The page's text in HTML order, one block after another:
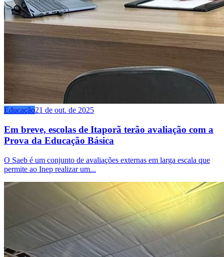
Educação21 de out. de 2025
Em breve, escolas de Itaporã terão avaliação com a
Prova da Educação Básica
O Saeb é um conjunto de avaliações externas em larga escala que
permite ao Inep realizar um...